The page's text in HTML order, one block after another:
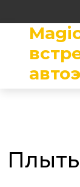
content